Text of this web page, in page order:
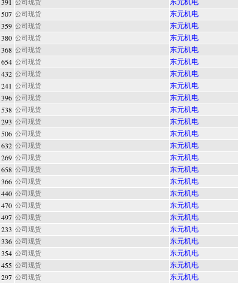
507 公司现货 东元机电
359 公司现货 东元机电
380 公司现货 东元机电
368 公司现货 东元机电
654 公司现货 东元机电
432 公司现货 东元机电
241 公司现货 东元机电
396 公司现货 东元机电
538 公司现货 东元机电
293 公司现货 东元机电
506 公司现货 东元机电
632 公司现货 东元机电
269 公司现货 东元机电
658 公司现货 东元机电
366 公司现货 东元机电
440 公司现货 东元机电
470 公司现货 东元机电
497 公司现货 东元机电
233 公司现货 东元机电
336 公司现货 东元机电
354 公司现货 东元机电
455 公司现货 东元机电
297 公司现货 东元机电